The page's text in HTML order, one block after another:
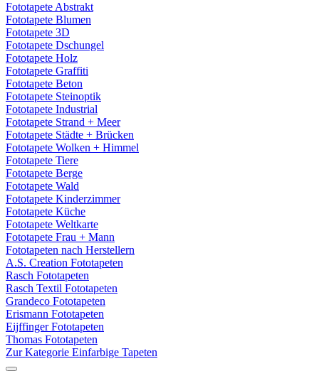
Fototapete Abstrakt
Fototapete Blumen
Fototapete 3D
Fototapete Dschungel
Fototapete Holz
Fototapete Graffiti
Fototapete Beton
Fototapete Steinoptik
Fototapete Industrial
Fototapete Strand + Meer
Fototapete Städte + Brücken
Fototapete Wolken + Himmel
Fototapete Tiere
Fototapete Berge
Fototapete Wald
Fototapete Kinderzimmer
Fototapete Küche
Fototapete Weltkarte
Fototapete Frau + Mann
Fototapeten nach Herstellern
A.S. Creation Fototapeten
Rasch Fototapeten
Rasch Textil Fototapeten
Grandeco Fototapeten
Erismann Fototapeten
Eijffinger Fototapeten
Thomas Fototapeten
Zur Kategorie Einfarbige Tapeten